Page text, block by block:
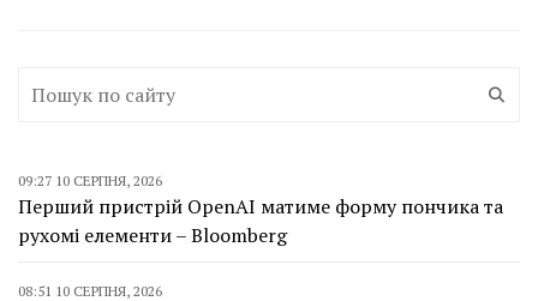
09:27 10 СЕРПНЯ, 2026
Перший пристрій OpenAI матиме форму пончика та
рухомі елементи – Bloomberg
08:51 10 СЕРПНЯ, 2026